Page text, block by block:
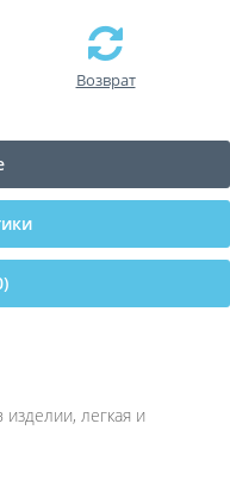
Возврат
легкая и